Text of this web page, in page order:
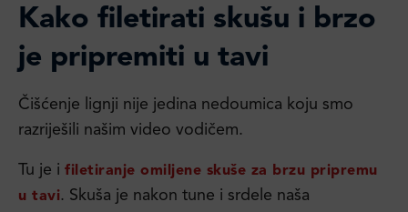
Kako filetirati skušu i brzo
je pripremiti u tavi
Čišćenje lignji nije jedina nedoumica koju smo
razriješili našim video vodičem.
Tu je i filetiranje omiljene skuše za brzu pripremu
u tavi. Skuša je nakon tune i srdele naša